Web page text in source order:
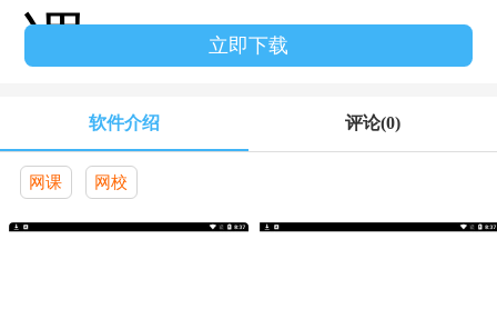
立即下载
软件介绍 评论(0)
网课 网校